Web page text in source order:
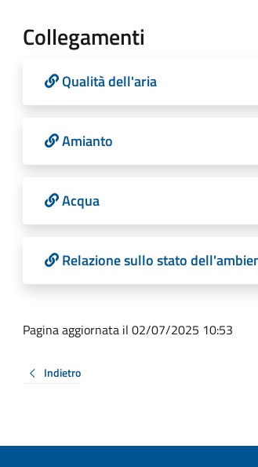
Collegamenti
Qualità dell'aria
Amianto
Acqua
Relazione sullo stato
Pagina aggiornata il 02/07/2025 10:53
Indietro